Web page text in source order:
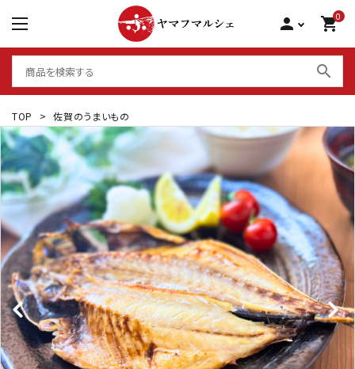
person 0
shopping_cart
search
シーフードグリル 骨取り
サーモン 食べ比べ
大アジ干物
棒寿司 国産
いかしゅうまい
TOP > 佐賀のうまいもの